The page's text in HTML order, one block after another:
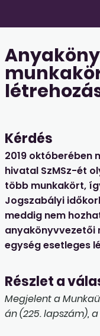
Kérdés
2019
hivatal SzMSz-ét
több munkakört,
Jogszabályi
meddig nem
anyakönyvvezetői
egység esetleges
Részlet a
Megjelent a
án (225. lapszám),